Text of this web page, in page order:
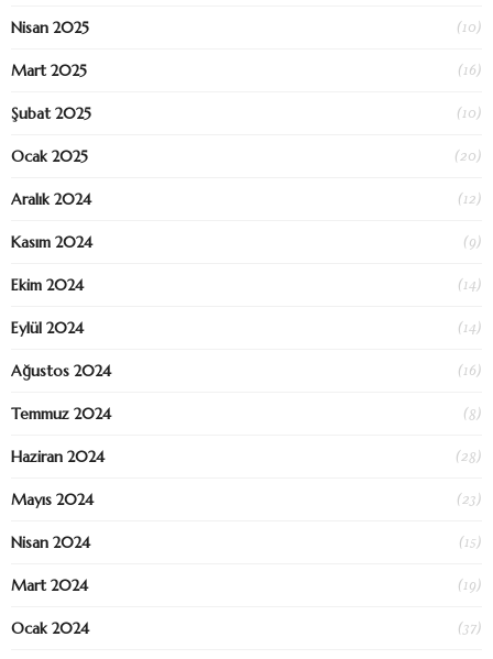
Nisan 2025 (10)
Mart 2025 (16)
Şubat 2025 (10)
Ocak 2025 (20)
Aralık 2024 (12)
Kasım 2024 (9)
Ekim 2024 (14)
Eylül 2024 (14)
Ağustos 2024 (16)
Temmuz 2024 (8)
Haziran 2024 (28)
Mayıs 2024 (23)
Nisan 2024 (15)
Mart 2024 (19)
Ocak 2024 (37)